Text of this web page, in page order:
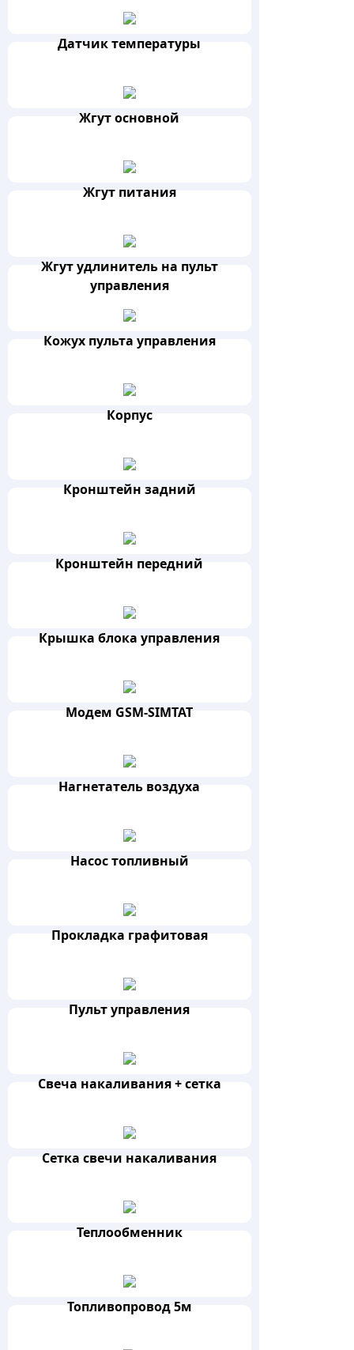
Датчик температуры
Жгут основной
Жгут питания
Жгут удлинитель на пульт
управления
Кожух пульта управления
Корпус
Кронштейн задний
Кронштейн передний
Крышка блока управления
Модем GSM-SIMTAT
Нагнетатель воздуха
Насос топливный
Прокладка графитовая
Пульт управления
Свеча накаливания + сетка
Сетка свечи накаливания
Теплообменник
Топливопровод 5м